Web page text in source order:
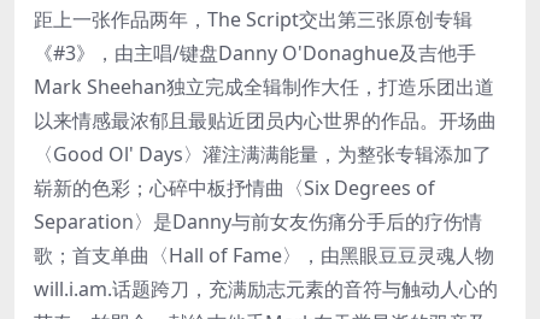
距上一张作品两年，The Script交出第三张原创专辑
《#3》，由主唱/键盘Danny O'Donaghue及吉他手
Mark Sheehan独立完成全辑制作大任，打造乐团出道
以来情感最浓郁且最贴近团员内心世界的作品。开场曲
〈Good Ol' Days〉灌注满满能量，为整张专辑添加了
崭新的色彩；心碎中板抒情曲〈Six Degrees of
Separation〉是Danny与前女友伤痛分手后的疗伤情
歌；首支单曲〈Hall of Fame〉，由黑眼豆豆灵魂人物
will.i.am.话题跨刀，充满励志元素的音符与触动人心的